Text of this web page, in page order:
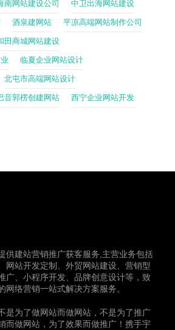
南网站建设公司 中卫出海网站建设
酒泉建网站 平凉高端网站制作公司
田商城网站建设
临夏企业网站设计
北屯市高端网站设计
音郭楞创建网站 西宁企业网站开发
供建站营销推广获客服务,主营业务包括
网站开发定制、外贸网站建设、营销型
广、小程序开发、品牌创意设计等，致
网络营销一站式解决方案服务。
是为了做网站而做网站，不是为了推广
而做网站，为了效果而做推广！携手宇